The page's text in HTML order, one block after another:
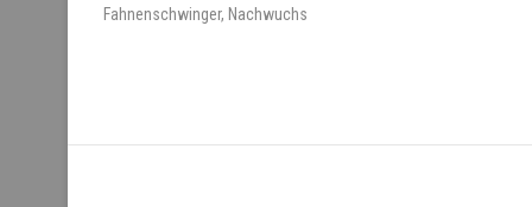
Fahnenschwinger, Nachwuchs